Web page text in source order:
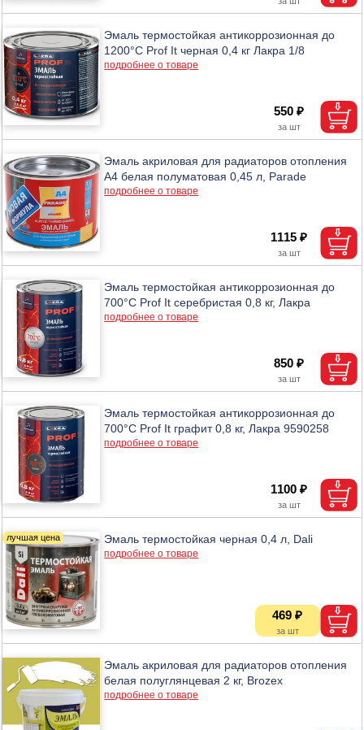
Эмаль термостойкая антикоррозионная до
1200°С Prof It черная 0,4 кг Лакра 1/8
подробнее о товаре
550 ₽
Эмаль акриловая для радиаторов отопления
А4 белая полуматовая 0,45 л, Parade
подробнее о товаре
1115 ₽
Эмаль термостойкая антикоррозионная до
700°С Prof It серебристая 0,8 кг, Лакра
подробнее о товаре
850 ₽
Эмаль термостойкая антикоррозионная до
700°С Prof It графит 0,8 кг, Лакра 9590258
подробнее о товаре
1100 ₽
Эмаль термостойкая черная 0,4 л, Dali
подробнее о товаре
469 ₽
Эмаль акриловая для радиаторов отопления
белая полуглянцевая 2 кг, Brozex
подробнее о товаре